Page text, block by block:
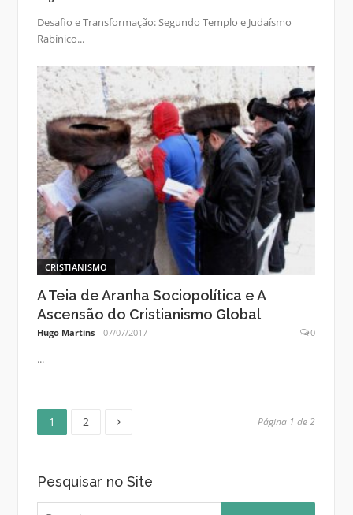
Desafio e Transformação: Segundo Templo e Judaísmo
Rabínico...
CRISTIANISMO
A Teia de Aranha Sociopolítica e A
Ascensão do Cristianismo Global
Hugo Martins 07/07/2017 0
...
Paginação
posts
Página
1 Página
2 Página 1 de 2
Pesquisar no Site
Pesquisar